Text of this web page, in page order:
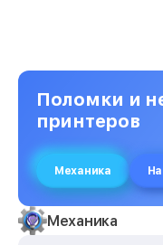
Поломки и
принтеров
Механика
Механика